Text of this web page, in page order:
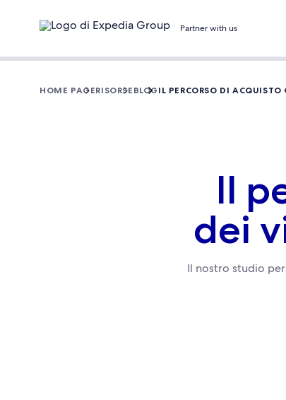
Partner with us
HOME PAGERISORSE BLOG IL PERCORSO DI
Il
dei
Il nostro studio